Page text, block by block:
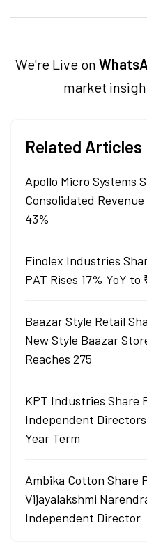
categories.
We're Live on
market
Related Articles
Apollo Micro Systems
Consolidated
43%
Finolex Industries
PAT Rises 17% YoY to
Baazar Style Retail
New Style Baazar
Reaches 275
KPT Industries Share
Independent
Year Term
Ambika Cotton Share
Vijayalakshmi
Independent Director